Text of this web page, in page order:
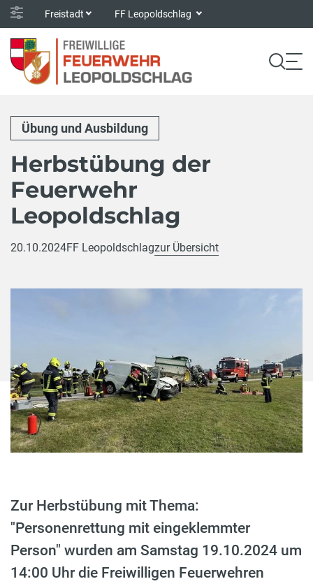
Freistadt FF Leopoldschlag
Übung und Ausbildung
Herbstübung der
Feuerwehr
Leopoldschlag
20.10.2024FF Leopoldschlagzur Übersicht
Zur Herbstübung mit Thema:
"Personenrettung mit eingeklemmter
Person" wurden am Samstag 19.10.2024 um
14:00 Uhr die Freiwilligen Feuerwehren